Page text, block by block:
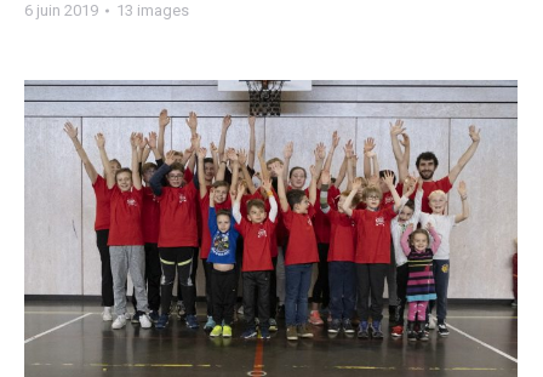
6 juin 2019 13 images